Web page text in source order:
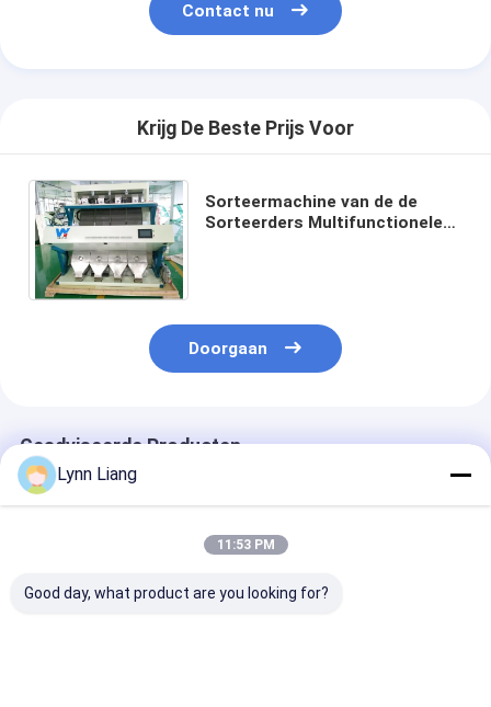
Contact nu
Krijg De Beste Prijs Voor
Sorteermachine van de de
Sorteerders Multifunctionele
Doorgaan
Geadviseerde Producten
Lynn Liang
11:53 PM
Good day, what product are you looking for?